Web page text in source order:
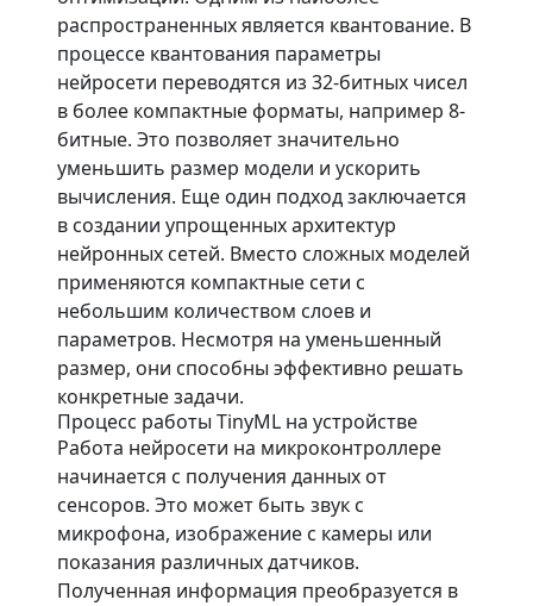
распространенных является квантование. В
процессе квантования параметры
нейросети переводятся из 32-битных чисел
в более компактные форматы, например 8-
битные. Это позволяет значительно
уменьшить размер модели и ускорить
вычисления. Еще один подход заключается
в создании упрощенных архитектур
нейронных сетей. Вместо сложных моделей
применяются компактные сети с
небольшим количеством слоев и
параметров. Несмотря на уменьшенный
размер, они способны эффективно решать
конкретные задачи.
Процесс работы TinyML на устройстве
Работа нейросети на микроконтроллере
начинается с получения данных от
сенсоров. Это может быть звук с
микрофона, изображение с камеры или
показания различных датчиков.
Полученная информация преобразуется в